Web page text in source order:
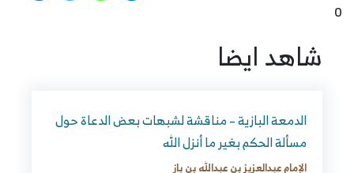
0
شاهد ايضا
الدمعة البازية – مناقشة لشبهات بعض الدعاة حول
مسألة الحكم بغير ما أنزل الله
الإمام عبدالعزيز بن عبدالله بن باز